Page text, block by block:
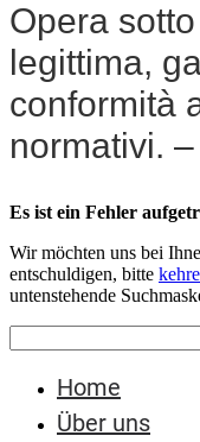
Opera
legittima,
conformità
normativi. –
Es ist ein Fehler
Wir möchten uns bei
entschuldigen, bitte
untenstehende
Home
Über uns